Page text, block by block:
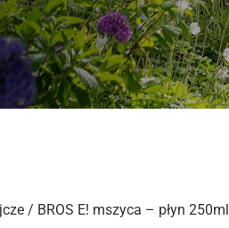
/ BROS E! mszyca – płyn 250ml